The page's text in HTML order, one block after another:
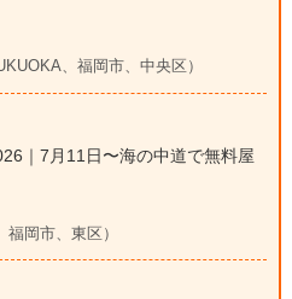
、福岡市、中央区）
｜7月11日〜海の中道で無料屋
岡市、東区）